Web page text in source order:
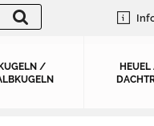
KUGELN /
HEUEL